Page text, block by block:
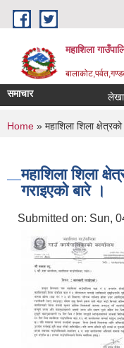
Skip to main content
महाशिला
समाचार लेखा
You are
Home » महाशिला शिला
महाशिला शिला
गराइएको बारे ।
Submitted on: Sun,